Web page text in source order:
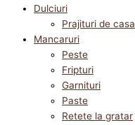
Dulciuri
Prajituri de casa
Mancaruri
Peste
Fripturi
Garnituri
Paste
Retete la gratar